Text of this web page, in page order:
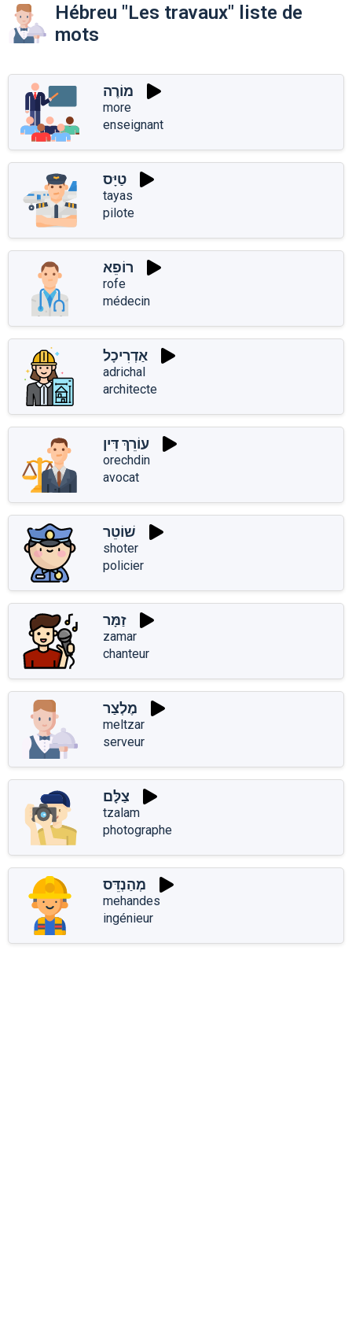
Hébreu "Les travaux" liste de
mots
מוֹרֶה
more
enseignant
טַיָּס
tayas
pilote
רוֹפֵא
rofe
médecin
אַדְרִיכָל
adrichal
architecte
עוֹרֵךְ דִּין
orechdin
avocat
שׁוֹטֵר
shoter
policier
זַמָּר
zamar
chanteur
מֶלְצַר
meltzar
serveur
צַלָּם
tzalam
photographe
מְהַנְדֵּס
mehandes
ingénieur